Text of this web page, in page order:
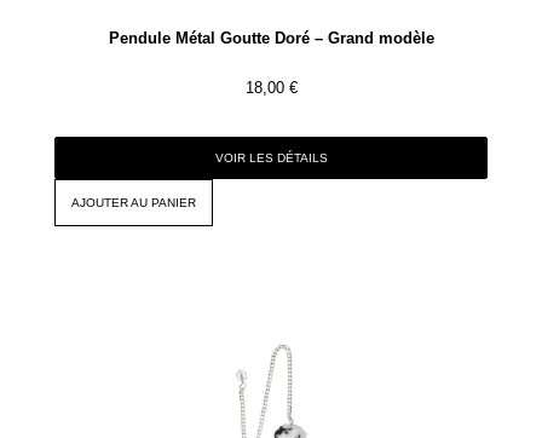
Pendule Métal Goutte Doré – Grand modèle
18,00 €
VOIR LES DÉTAILS
AJOUTER AU PANIER